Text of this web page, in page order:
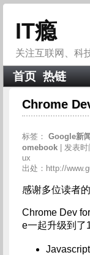
IT瘾
关注互联网、科
首页 热链
Chrome
标签： Google新闻
omebook
| 发表
ux
出处：http://
感谢多位读者的
Chrome Dev
e一起升级到了